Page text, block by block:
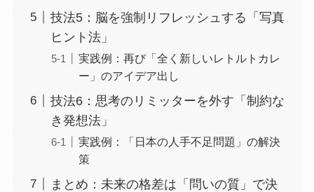
技法5：脳を強制リフレッシュする「写真
ヒント法」
実践例：再び「全く新しいレトルトカレ
ー」のアイデア出し
技法6：思考のリミッターを外す「制約な
き発想法」
実践例：「日本の人手不足問題」の解決
策
まとめ：未来の格差は「問いの質」で決